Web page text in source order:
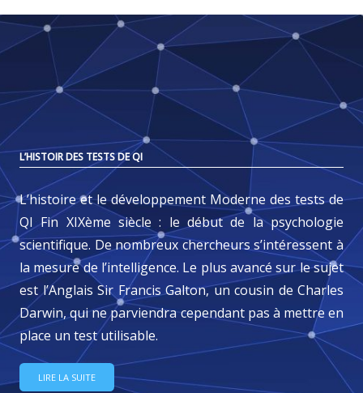
L’HISTOIR DES TESTS DE QI
L’histoire et le développement Moderne des tests de
QI Fin XIXème siècle : le début de la psychologie
scientifique. De nombreux chercheurs s’intéressent à
la mesure de l’intelligence. Le plus avancé sur le sujet
est l’Anglais Sir Francis Galton, un cousin de Charles
Darwin, qui ne parviendra cependant pas à mettre en
place un test utilisable.
LIRE LA SUITE